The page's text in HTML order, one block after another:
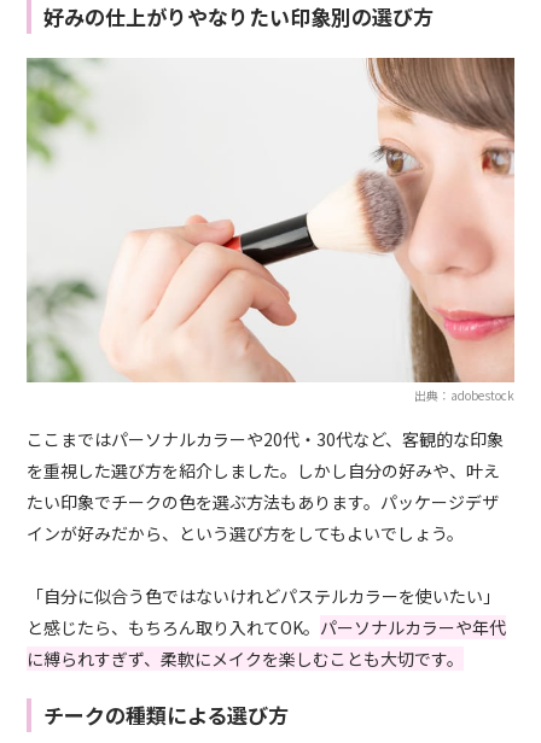
好みの仕上がりやなりたい印象別の選び方
出典：adobestock
ここまではパーソナルカラーや20代・30代など、客観的な印象
を重視した選び方を紹介しました。しかし自分の好みや、叶え
たい印象でチークの色を選ぶ方法もあります。パッケージデザ
インが好みだから、という選び方をしてもよいでしょう。
「自分に似合う色ではないけれどパステルカラーを使いたい」
と感じたら、もちろん取り入れてOK。 パーソナルカラーや年代
に縛られすぎず、柔軟にメイクを楽しむことも大切です。
チークの種類による選び方